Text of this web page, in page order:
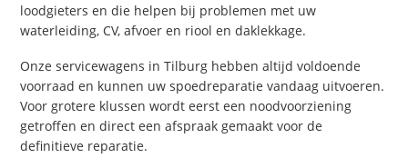
loodgieters en die helpen bij problemen met uw
waterleiding, CV, afvoer en riool en daklekkage.
Onze servicewagens in Tilburg hebben altijd voldoende
voorraad en kunnen uw spoedreparatie vandaag uitvoeren.
Voor grotere klussen wordt eerst een noodvoorziening
getroffen en direct een afspraak gemaakt voor de
definitieve reparatie.